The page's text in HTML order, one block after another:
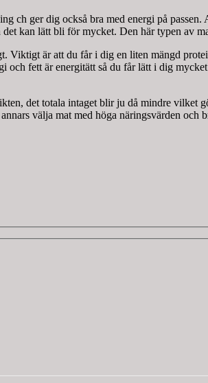
ch ger dig också bra med energi på
kan lätt bli för mycket. Den här typen av
är att du får i dig en liten mängd
fett är energitätt så du får lätt i dig
det totala intaget blir ju då mindre vilket
välja mat med höga näringsvärden och